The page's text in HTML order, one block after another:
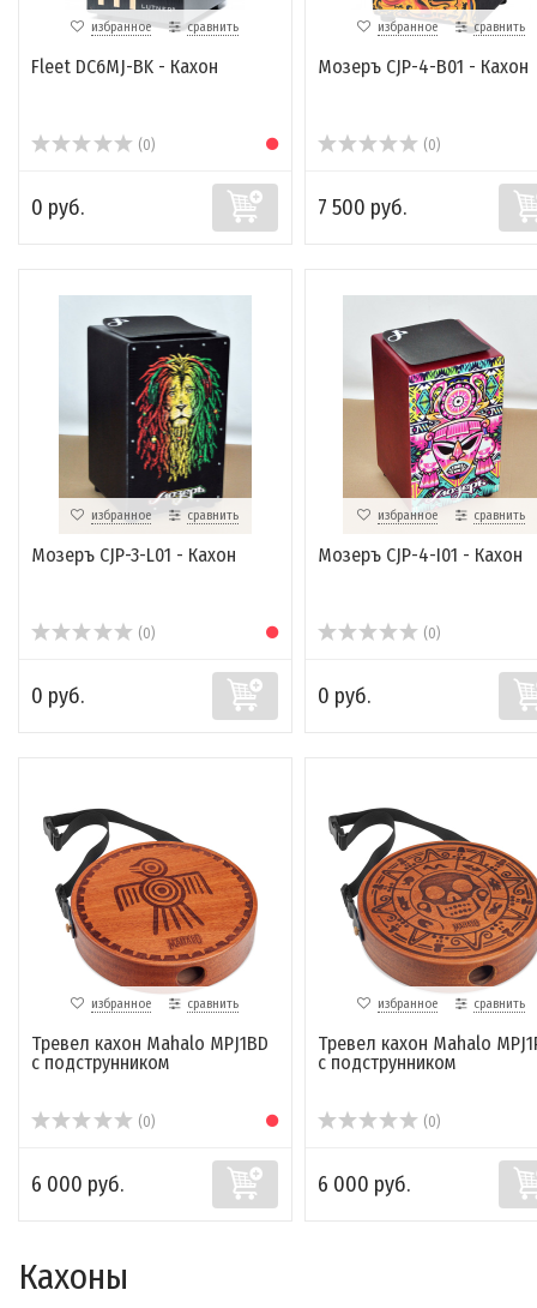
избранное сравнить
Fleet DC6MJ-BK - Кахон
(0)
0 руб.
избранное сравнить
Мозеръ CJP-4-B01 - Кахон
(0)
7 500 руб.
избранное сравнить
Мозеръ CJP-3-L01 - Кахон
(0)
0 руб.
избранное сравнить
Мозеръ CJP-4-I01 - Кахон
(0)
0 руб.
избранное сравнить
Тревел кахон Mahalo MPJ1BD
с подструнником
(0)
6 000 руб.
избранное сравнить
Тревел кахон Mahalo
с подструнником
(0)
6 000 руб.
Кахоны